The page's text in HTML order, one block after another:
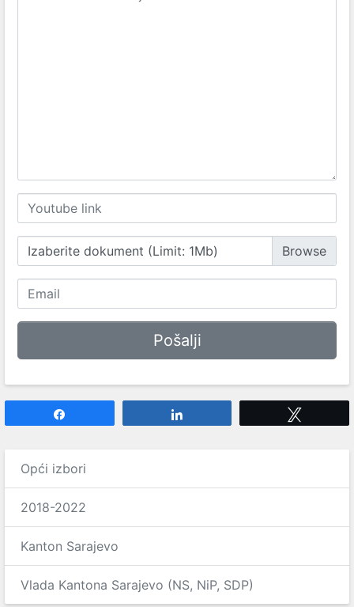
Izaberite dokument (Limit: 1Mb)
Opći izbori
2018-2022
Kanton Sarajevo
Vlada Kantona Sarajevo (NS, NiP, SDP)